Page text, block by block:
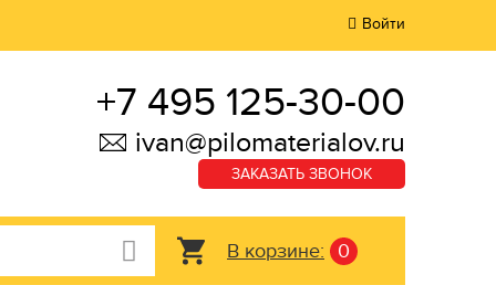
Войти
+7 495 125-30-00
ivan@pilomaterialov.ru
ЗАКАЗАТЬ ЗВОНОК
В корзине: 0